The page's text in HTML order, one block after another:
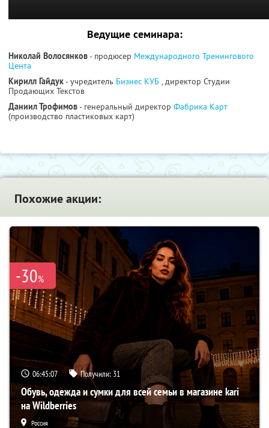
Ведущие семинара:
Николай Волосянков- продюсер Международного Тренингового
Цента
Кирилл Гайдук- учредитель Бизнес КУБ , директор Студии
Продающих Текстов
Даниил Трофимов- генеральный директор Фабрика Карт
(производство пластиковых карт)
Похожие акции:
-30%
06:45:06 Получили: 31
Обувь, одежда и сумки для всей семьи в магазине kari
на Wildberries
Россия